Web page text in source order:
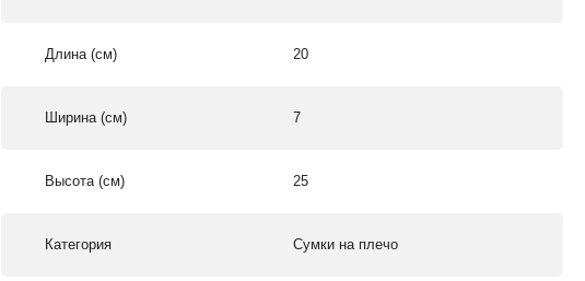
Длина (см) 20
Ширина (см) 7
Высота (см) 25
Категория Сумки на плечо